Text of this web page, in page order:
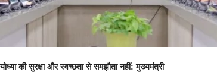
की सुरक्षा और स्वच्छता से समझौता नहीं: मुख्यमंत्री